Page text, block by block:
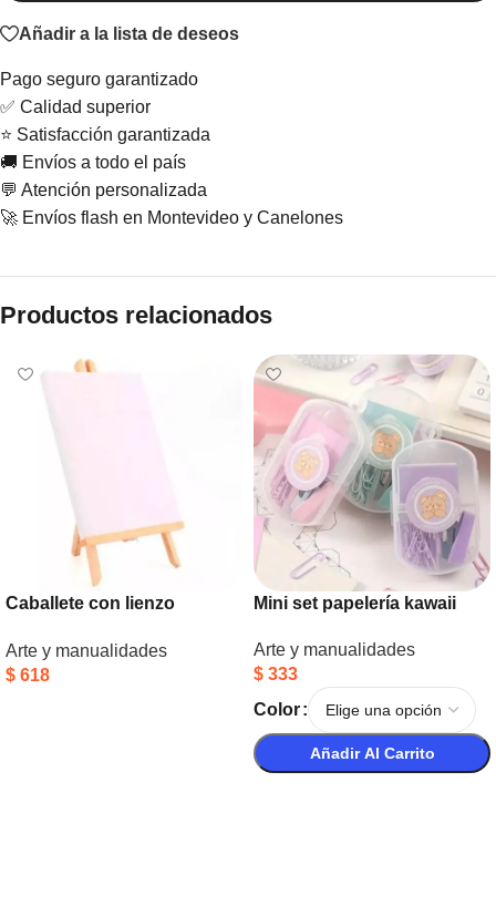
Añadir a la lista de deseos
Pago seguro garantizado
✅ Calidad superior
⭐ Satisfacción garantizada
🚚 Envíos a todo el país
💬 Atención personalizada
🚀 Envíos flash en Montevideo y Canelones
Productos relacionados
Caballete con lienzo
Arte y manualidades
$ 618
Mini set papelería kawaii
Arte y manualidades
$ 333
Color
Añadir Al Carrito